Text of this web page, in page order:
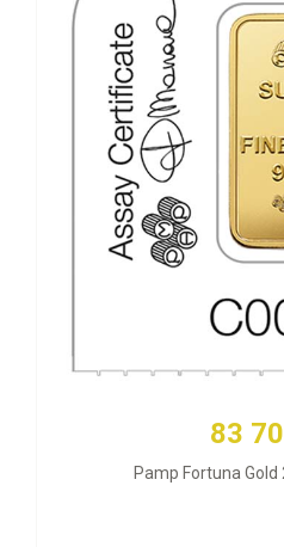
83
Pamp Fortuna